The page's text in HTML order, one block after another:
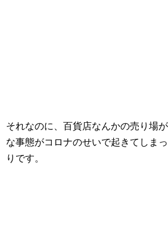
それなのに、百貨店なんかの売り場
な事態がコロナのせいで起きてしま
りです。